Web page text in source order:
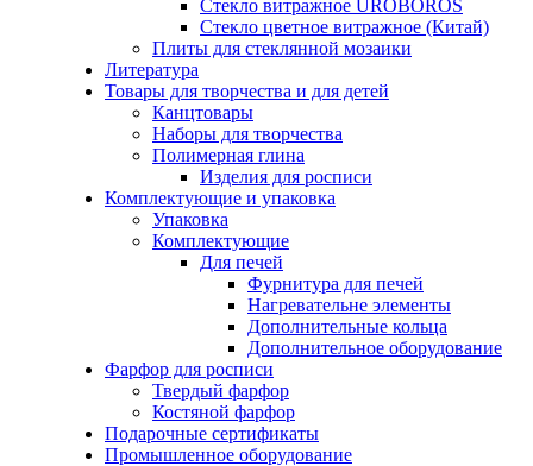
Стекло витражное UROBOROS
Стекло цветное витражное (Китай)
Плиты для стеклянной мозаики
Литература
Товары для творчества и для детей
Канцтовары
Наборы для творчества
Полимерная глина
Изделия для росписи
Комплектующие и упаковка
Упаковка
Комплектующие
Для печей
Фурнитура для печей
Нагревательне элементы
Дополнительные кольца
Дополнительное оборудование
Фарфор для росписи
Твердый фарфор
Костяной фарфор
Подарочные сертификаты
Промышленное оборудование